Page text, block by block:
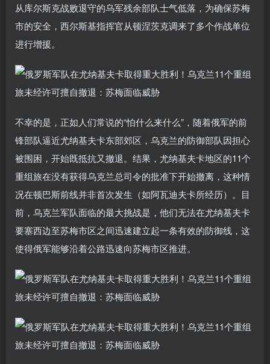
从库尔斯克战败退守的乌军残余部队士气低落，为确保苏梅
市的安全，西尔斯基指挥官从顿涅茨克调来了多个作战单位
进行增援。
不幸的是，正如人们常说的“怕什么来什么”，随着俄军的前
锋部队逼近尤纳基夫卡东部郊区，乌克兰的防御部队因担心
被围困，开始既抵抗又撤退。结果，尤纳基夫卡地区的11个
重组旅在没有获得乌克兰总司令的批准下开始撤离，这种情
况在顿巴斯前线并非首次发生（如阿瓦迪夫卡所经历）。目
前，乌克兰军队面临的最大挑战是，他们无法在尤纳基夫卡
要塞西边至苏梅市区之间迅速建立起一条有效的防御线，这
使得俄军能够沿着公路迅速向苏梅市区推进。